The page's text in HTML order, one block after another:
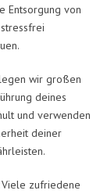
Entsorgung von
wir großen
deines
und verwenden
deiner
zufriedene